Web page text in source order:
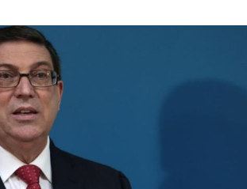
Instagram como: hispan_tv